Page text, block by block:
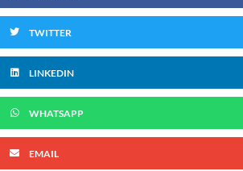
TWITTER
LINKEDIN
WHATSAPP
EMAIL